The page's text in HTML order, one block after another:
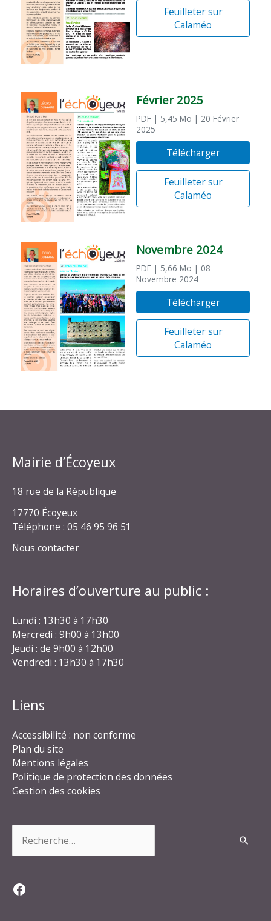
Feuilleter sur
Calaméo
Février 2025
PDF | 5,45 Mo | 20 Février
2025
Télécharger
Feuilleter sur
Calaméo
Novembre 2024
PDF | 5,66 Mo | 08
Novembre 2024
Télécharger
Feuilleter sur
Calaméo
Mairie d’Écoyeux
18 rue de la République
17770 Écoyeux
Téléphone : 05 46 95 96 51
Nous contacter
Horaires d’ouverture au public :
Lundi : 13h30 à 17h30
Mercredi : 9h00 à 13h00
Jeudi : de 9h00 à 12h00
Vendredi : 13h30 à 17h30
Liens
Accessibilité : non conforme
Plan du site
Mentions légales
Politique de protection des données
Gestion des cookies
Facebook